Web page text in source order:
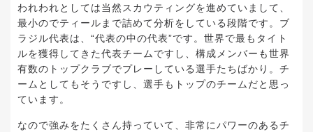
われわれとしては当然スカウティングを進めていまして、
最小のでティールまで詰めて分析をしている段階です。ブ
ラジル代表は、“代表の中の代表”です。世界で最もタイト
ルを獲得してきた代表チームですし、構成メンバーも世界
有数のトップクラブでプレーしている選手たちばかり。チ
ームとしてもそうですし、選手もトップのチームだと思っ
ています。
なので強みをたくさん持っていて、非常にパワーのあるチ